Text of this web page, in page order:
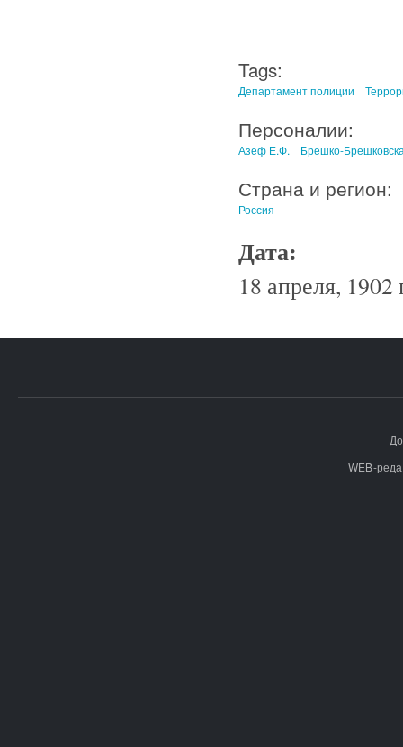
Tags:
Департамент полиции
Персоналии:
Азеф Е.Ф. Брешко-
Страна и регион:
Россия
Дата:
18 апреля, 1902
WEB-